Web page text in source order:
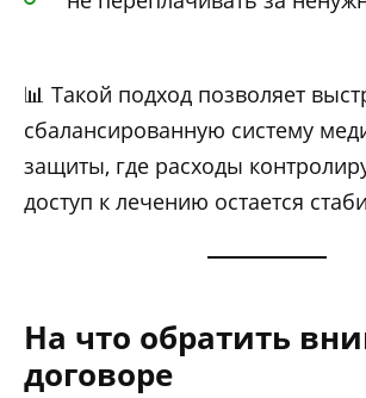
📊 Такой подход позволяет
сбалансированную систему
защиты, где расходы
доступ к лечению остается
На что обратить
договоре